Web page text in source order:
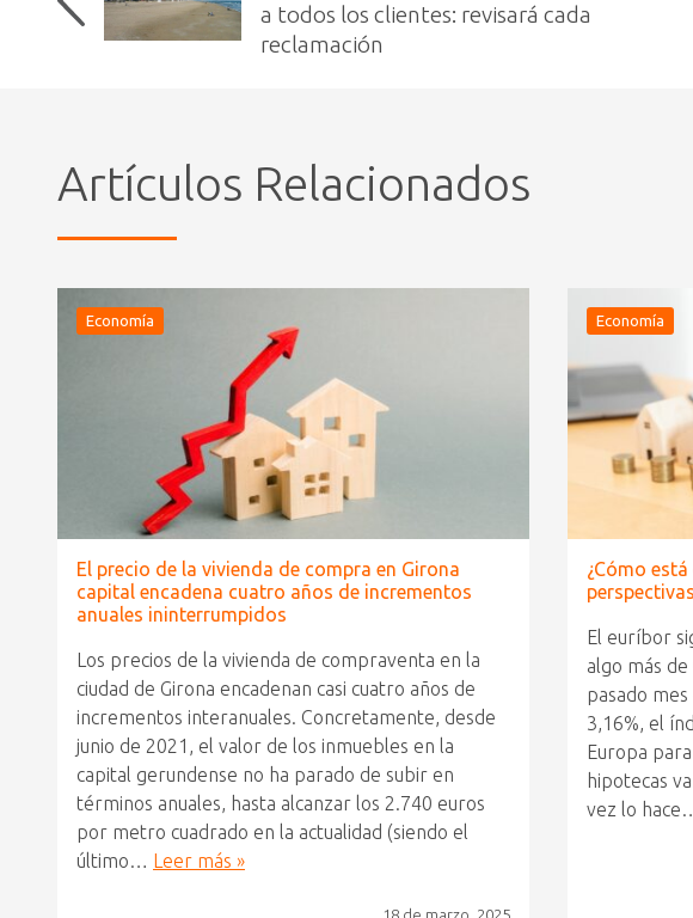
a todos los clientes: revisará cada
reclamación
Artículos Relacionados
Economía
El precio de la vivienda de compra en Girona
capital encadena cuatro años de incrementos
anuales ininterrumpidos
Los precios de la vivienda de compraventa en la
ciudad de Girona encadenan casi cuatro años de
incrementos interanuales. Concretamente, desde
junio de 2021, el valor de los inmuebles en la
capital gerundense no ha parado de subir en
términos anuales, hasta alcanzar los 2.740 euros
por metro cuadrado en la actualidad (siendo el
último… Leer más »
18 de marzo, 2025
Economía
¿Cómo
perspectivas
El euríbor
algo más
pasado
3,16%, el
Europa
hipotecas
vez lo